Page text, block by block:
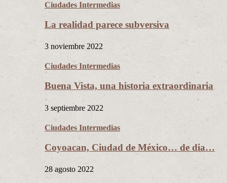
Ciudades Intermedias
La realidad parece subversiva
3 noviembre 2022
Ciudades Intermedias
Buena Vista, una historia extraordinaria
3 septiembre 2022
Ciudades Intermedias
Coyoacan, Ciudad de México… de dia…
28 agosto 2022